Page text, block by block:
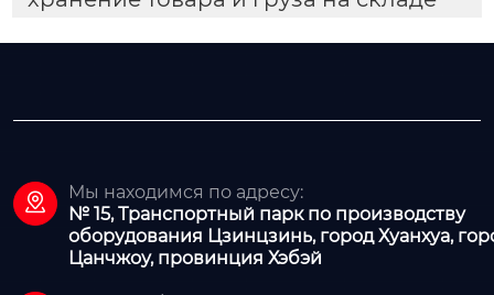

Мы находимся по адресу:
№ 15, Транспортный парк по производству
оборудования Цзинцзинь, город Хуанхуа,
Цанчжоу, провинция Хэбэй